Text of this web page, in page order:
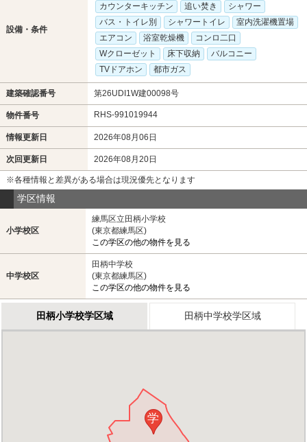
設備・条件
カウンターキッチン
追い焚き
シャワー
バス・トイレ別
シャワートイレ
室内洗濯機置場
エアコン
浴室乾燥機
コンロ二口
Wクローゼット
床下収納
バルコニー
TVドアホン
都市ガス
建築確認番号 第26UDI1W建00098号
物件番号 RHS-991019944
情報更新日 2026年08月06日
次回更新日 2026年08月20日
※各種情報と差異がある場合は現況優先となります
学区情報
小学校区
練馬区立田柄小学校
(東京都練馬区)
この学区の他の物件を見る
中学校区
田柄中学校
(東京都練馬区)
この学区の他の物件を見る
田柄小学校学区域 田柄中学校学区域
学